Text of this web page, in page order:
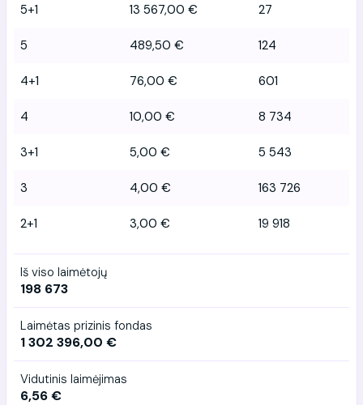
5+1 13 567,00 € 27
5 489,50 € 124
4+1 76,00 € 601
4 10,00 € 8 734
3+1 5,00 € 5 543
3 4,00 € 163 726
2+1 3,00 € 19 918
Iš viso laimėtojų
198 673
Laimėtas prizinis fondas
1 302 396,00 €
Vidutinis laimėjimas
6,56 €